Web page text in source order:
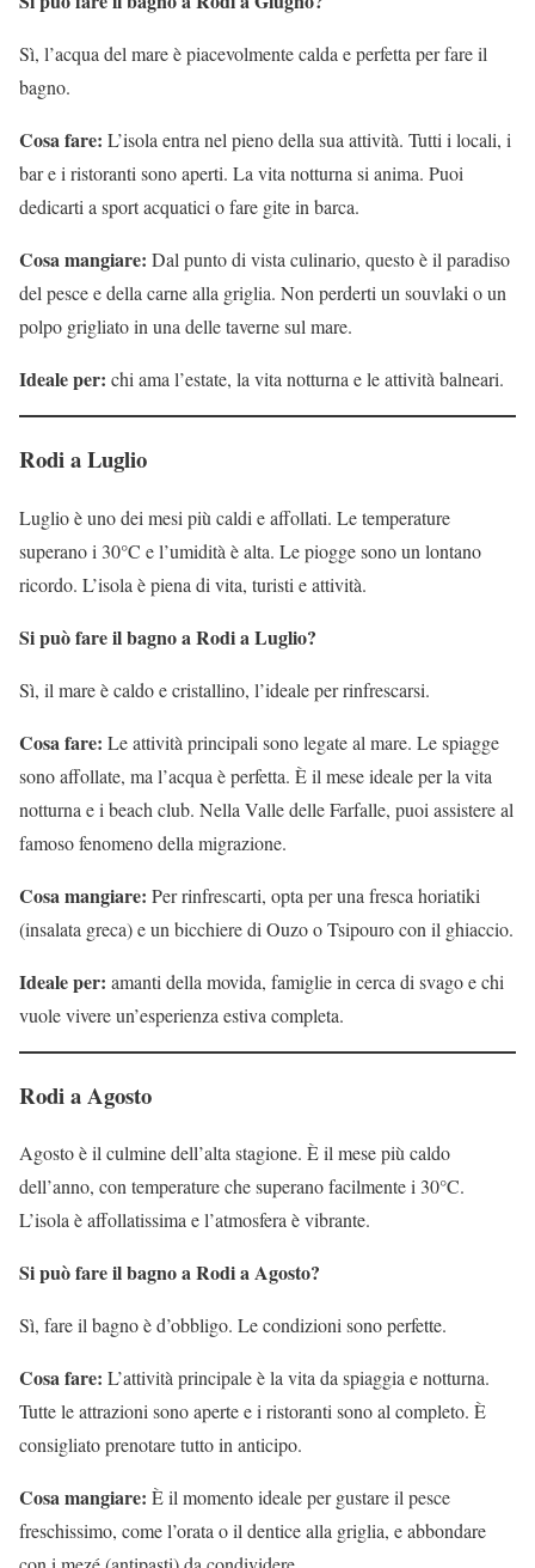
Sì, l’acqua del mare è piacevolmente calda e perfetta per fare il
bagno.
Cosa fare: L’isola entra nel pieno della sua attività. Tutti i locali, i
bar e i ristoranti sono aperti. La vita notturna si anima. Puoi
dedicarti a sport acquatici o fare gite in barca.
Cosa mangiare: Dal punto di vista culinario, questo è il paradiso
del pesce e della carne alla griglia. Non perderti un souvlaki o un
polpo grigliato in una delle taverne sul mare.
Ideale per: chi ama l’estate, la vita notturna e le attività balneari.
Rodi a Luglio
Luglio è uno dei mesi più caldi e affollati. Le temperature
superano i 30°C e l’umidità è alta. Le piogge sono un lontano
ricordo. L’isola è piena di vita, turisti e attività.
Si può fare il bagno a Rodi a Luglio?
Sì, il mare è caldo e cristallino, l’ideale per rinfrescarsi.
Cosa fare: Le attività principali sono legate al mare. Le spiagge
sono affollate, ma l’acqua è perfetta. È il mese ideale per la vita
notturna e i beach club. Nella Valle delle Farfalle, puoi assistere al
famoso fenomeno della migrazione.
Cosa mangiare: Per rinfrescarti, opta per una fresca horiatiki
(insalata greca) e un bicchiere di Ouzo o Tsipouro con il ghiaccio.
Ideale per: amanti della movida, famiglie in cerca di svago e chi
vuole vivere un’esperienza estiva completa.
Rodi a Agosto
Agosto è il culmine dell’alta stagione. È il mese più caldo
dell’anno, con temperature che superano facilmente i 30°C.
L’isola è affollatissima e l’atmosfera è vibrante.
Si può fare il bagno a Rodi a Agosto?
Sì, fare il bagno è d’obbligo. Le condizioni sono perfette.
Cosa fare: L’attività principale è la vita da spiaggia e notturna.
Tutte le attrazioni sono aperte e i ristoranti sono al completo. È
consigliato prenotare tutto in anticipo.
Cosa mangiare: È il momento ideale per gustare il pesce
freschissimo, come l’orata o il dentice alla griglia, e abbondare